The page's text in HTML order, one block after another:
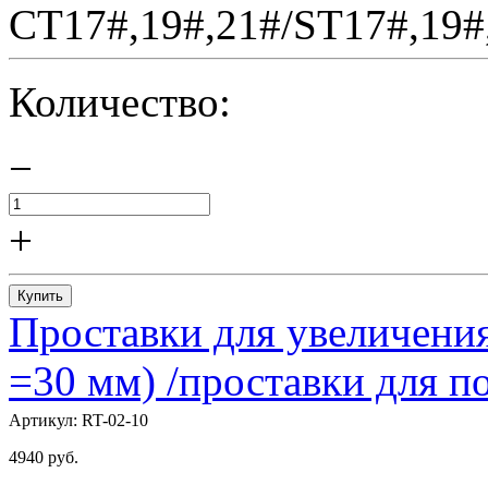
CT17#,19#,21#/
Количество:
−
+
Купить
Проставки для
=30 мм) /проставки для
Артикул: RT-02-10
4940 руб.